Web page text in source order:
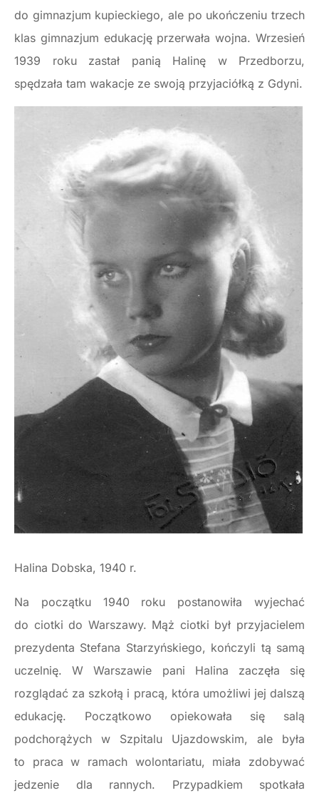
do gimnazjum kupieckiego, ale po ukończeniu trzech
klas gimnazjum edukację przerwała wojna. Wrzesień
1939 roku zastał panią Halinę w Przedborzu,
spędzała tam wakacje ze swoją przyjaciółką z Gdyni.
Halina Dobska, 1940 r.
Na początku 1940 roku postanowiła wyjechać
do ciotki do Warszawy. Mąż ciotki był przyjacielem
prezydenta Stefana Starzyńskiego, kończyli tą samą
uczelnię. W Warszawie pani Halina zaczęła się
rozglądać za szkołą i pracą, która umożliwi jej dalszą
edukację. Początkowo opiekowała się salą
podchorążych w Szpitalu Ujazdowskim, ale była
to praca w ramach wolontariatu, miała zdobywać
jedzenie dla rannych. Przypadkiem spotkała